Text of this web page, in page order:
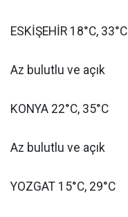
ESKİŞEHİR 18°C, 33°C
Az bulutlu ve açık
KONYA 22°C, 35°C
Az bulutlu ve açık
YOZGAT 15°C, 29°C